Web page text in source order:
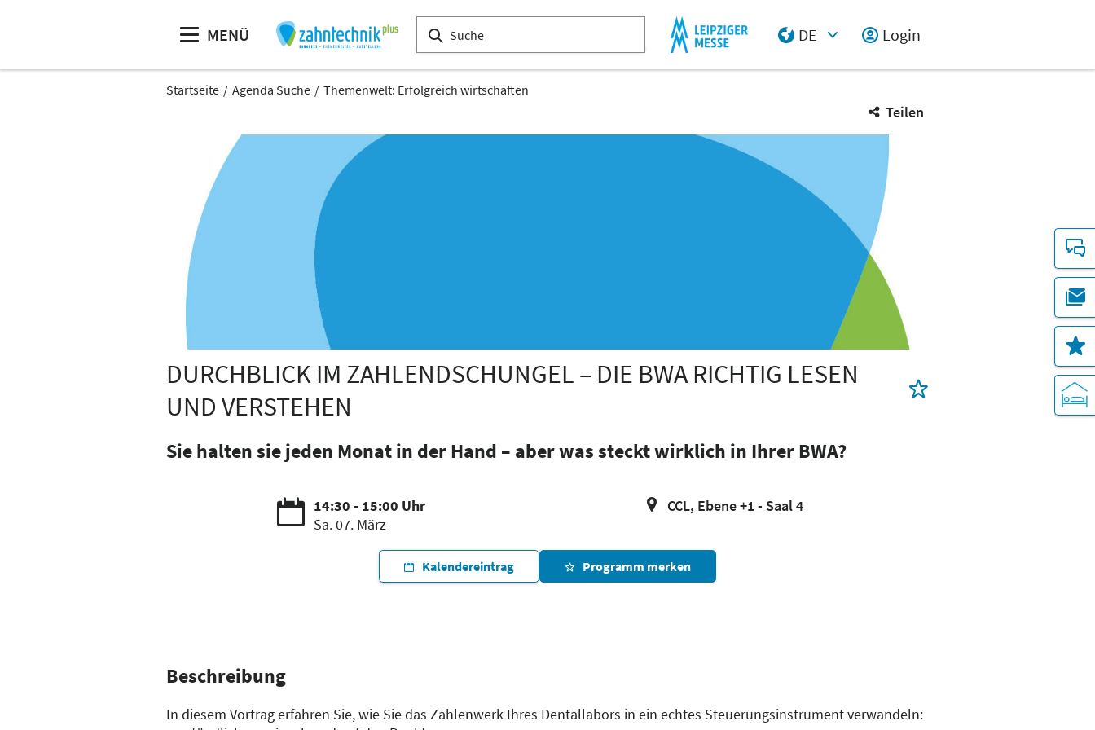
MENÜ
DE
Login
Startseite Agenda Suche Themenwelt: Erfolgreich wirtschaften
Teilen
DURCHBLICK IM ZAHLENDSCHUNGEL – DIE BWA RICHTIG LESEN
UND VERSTEHEN
Sie halten sie jeden Monat in der Hand – aber was steckt wirklich in Ihrer BWA?
14:30 - 15:00 Uhr
Sa. 07. März
CCL, Ebene +1 - Saal 4
Kalendereintrag Programm merken
Beschreibung
In diesem Vortrag erfahren Sie, wie Sie das Zahlenwerk Ihres Dentallabors in ein echtes Steuerungsinstrument verwandeln: